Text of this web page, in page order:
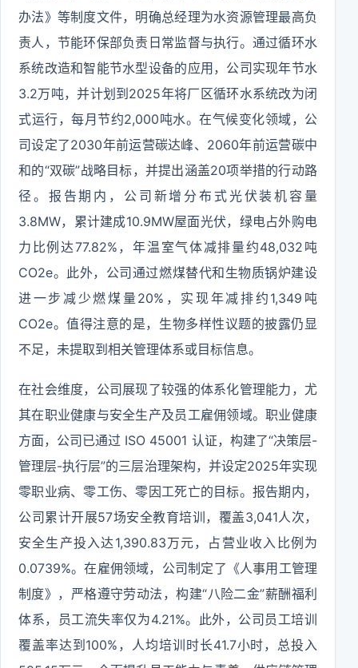
办法》等制度文件，明确总经理为水资源管理最高负
责人，节能环保部负责日常监督与执行。通过循环水
系统改造和智能节水型设备的应用，公司实现年节水
3.2万吨，并计划到2025年将厂区循环水系统改为闭
式运行，每月节约2,000吨水。在气候变化领域，公
司设定了2030年前运营碳达峰、2060年前运营碳中
和的“双碳”战略目标，并提出涵盖20项举措的行动路
径。报告期内，公司新增分布式光伏装机容量
3.8MW，累计建成10.9MW屋面光伏，绿电占外购电
力比例达77.82%，年温室气体减排量约48,032吨
CO2e。此外，公司通过燃煤替代和生物质锅炉建设
进一步减少燃煤量20%，实现年减排约1,349吨
CO2e。值得注意的是，生物多样性议题的披露仍显
不足，未提取到相关管理体系或目标信息。
在社会维度，公司展现了较强的体系化管理能力，尤
其在职业健康与安全生产及员工雇佣领域。职业健康
方面，公司已通过 ISO 45001 认证，构建了“决策层-
管理层-执行层”的三层治理架构，并设定2025年实现
零职业病、零工伤、零因工死亡的目标。报告期内，
公司累计开展57场安全教育培训，覆盖3,041人次，
安全生产投入达1,390.83万元，占营业收入比例为
0.0739%。在雇佣领域，公司制定了《人事用工管理
制度》，严格遵守劳动法，构建“八险二金”薪酬福利
体系，员工流失率仅为4.21%。此外，公司员工培训
覆盖率达到100%，人均培训时长41.7小时，总投入